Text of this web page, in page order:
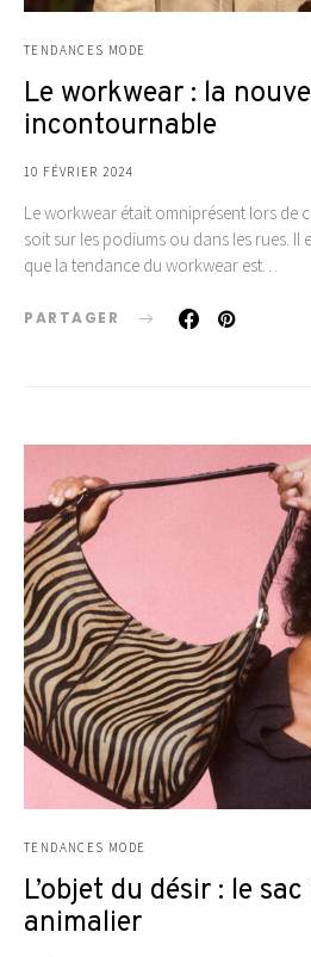
TENDANCES MODE
Le workwear : la
incontournable
10 FÉVRIER 2024
Le workwear était omniprésent lors de
soit sur les podiums ou dans les rues.
que la tendance du workwear est…
PARTAGER
TENDANCES MODE
L’objet du désir : le
animalier